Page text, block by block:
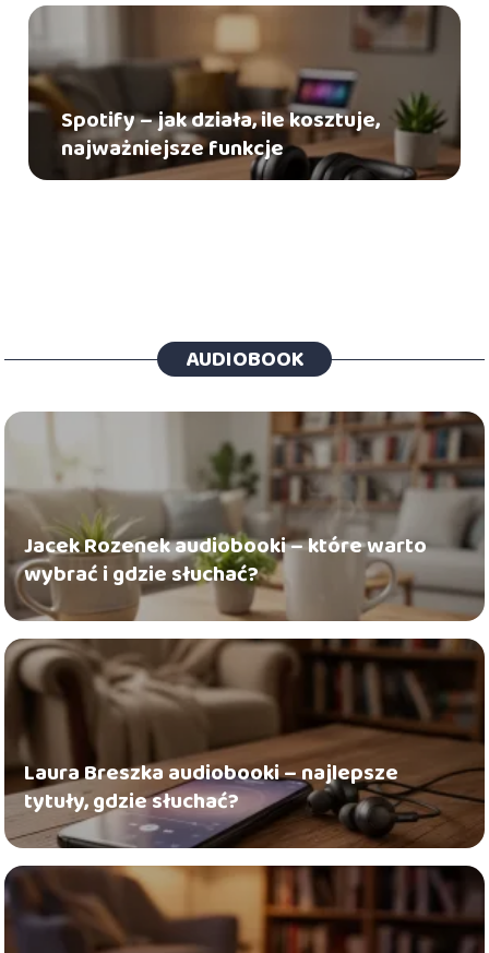
Spotify – jak działa, ile kosztuje,
najważniejsze funkcje
AUDIOBOOK
Jacek Rozenek audiobooki – które warto
wybrać i gdzie słuchać?
Laura Breszka audiobooki – najlepsze
tytuły, gdzie słuchać?